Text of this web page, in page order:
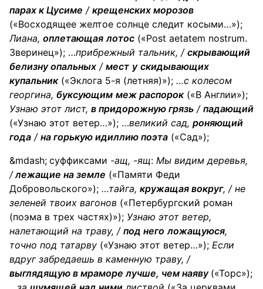
парах к Цусиме / крещенских морозов
(«Восходящее желтое солнце следит косыми…»);
Лиана, оплетающая лотос («Post aetatem nostrum.
Зверинец»); …прибрежный тальник, / скрывающий
белизну опальных / мест у скидывающих
купальник («Эклога 5-я (летняя)»); …с колесом
георгина, буксующим меж распорок («В Англии»);
Узнаю этотлист, в придорожную грязь / падающий
(«Узнаю этот ветер…»); …великий сад, роняющий
года / на горькую идиллию поэта («Сад»);
суффиксами -ащ, -ящ: Мы видимдеревья,
/лежащие на земле («Памяти Феди
Добровольского»); …тайга, кружащая вокруг, / не
зеленей твоих вагонов («Петербургский роман
(поэма в трех частях)»); Узнаю этот ветер,
налетающий на траву, / под него ложащуюся,
точно под татарву («Узнаю этот ветер…»); Если
вдруг забредаешь в каменную траву, /
выглядящую в мраморе лучше, чем наяву («Торс»);